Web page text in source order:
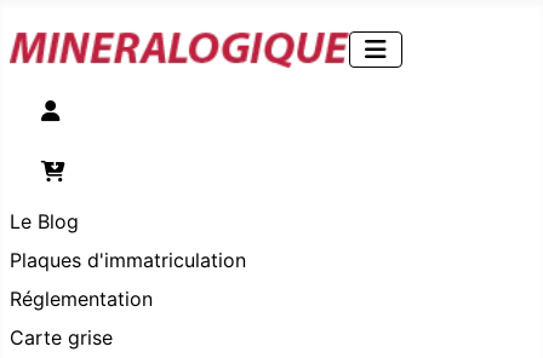
Le Blog
Plaques d'immatriculation
Réglementation
Carte grise